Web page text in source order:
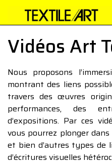
Vidéos Art
Nous proposons
montrant des liens
travers des œuvres
performances, des
d’expositions. Par ces
vous pourrez plonger
et bien d’autres types de
d’écritures visuelles